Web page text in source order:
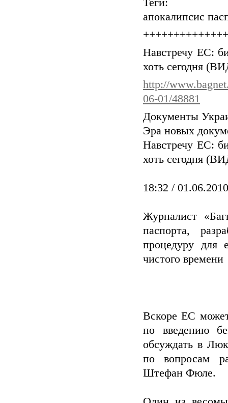
Теги:
апокалипсис
Навстречу ЕС:
хоть сегодня
http://
06-01/48881
Документы
Эра новых
Навстречу ЕС:
хоть сегодня
18:32 / 01.06.2010
Журналист
паспорта,
процедуру для
чистого времени
Вскоре ЕС
по введению
обсуждать в
по вопросам
Штефан Фюле.